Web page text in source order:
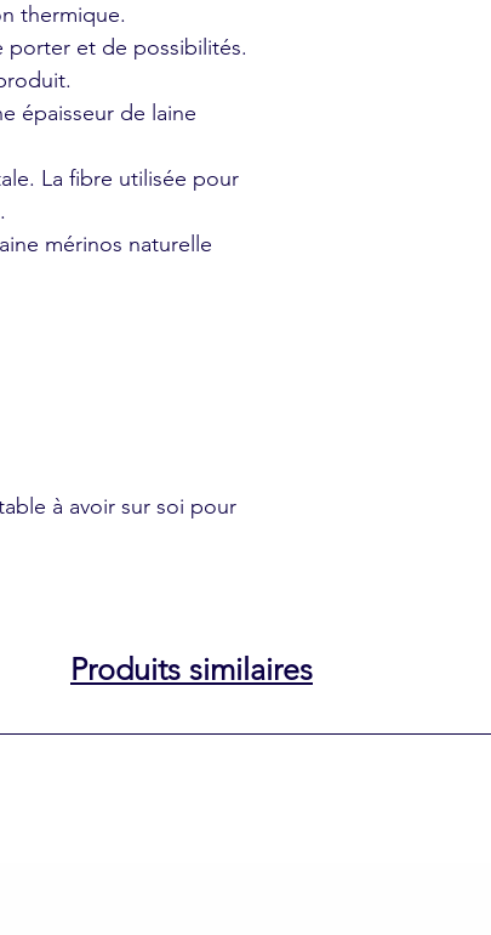
thermique.
porter et de possibilités.
épaisseur de laine
La fibre utilisée pour
mérinos naturelle
à avoir sur soi pour
Produits similaires